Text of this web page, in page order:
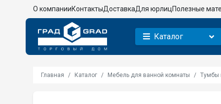
О компанииКонтактыДоставкаДля юрлицПолезные
Каталог
Главная Каталог Мебель для ванной комнаты Тумбы